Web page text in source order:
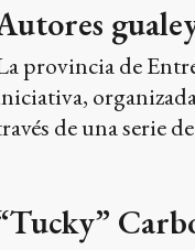
provincia de
de una serie